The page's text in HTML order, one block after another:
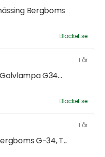
Bergboms
Blocket.se
1 år
G34...
Blocket.se
1 år
G-34, T...